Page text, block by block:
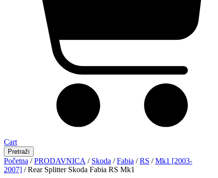
Cart
Pretraži
Početna /PRODAVNICA / Skoda /Fabia /RS /Mk1 [2003-
2007] / Rear Splitter Skoda Fabia RS Mk1